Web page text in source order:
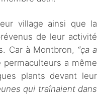
village ainsi que la
de leur activité
Car à Montbron, “ça a
permaculteurs a même
plants devant leur
qui traînaient dans